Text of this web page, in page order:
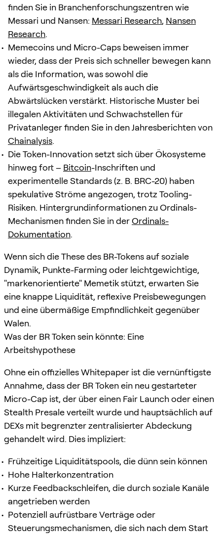
finden Sie in Branchenforschungszentren wie
Messari und Nansen: Messari Research, Nansen
Research.
Memecoins und Micro-Caps beweisen immer
wieder, dass der Preis sich schneller bewegen kann
als die Information, was sowohl die
Aufwärtsgeschwindigkeit als auch die
Abwärtslücken verstärkt. Historische Muster bei
illegalen Aktivitäten und Schwachstellen für
Privatanleger finden Sie in den Jahresberichten von
Chainalysis.
Die Token-Innovation setzt sich über Ökosysteme
hinweg fort – Bitcoin-Inschriften und
experimentelle Standards (z. B. BRC-20) haben
spekulative Ströme angezogen, trotz Tooling-
Risiken. Hintergrundinformationen zu Ordinals-
Mechanismen finden Sie in derOrdinals-
Dokumentation.
Wenn sich die These des BR-Tokens auf soziale
Dynamik, Punkte-Farming oder leichtgewichtige,
"markenorientierte" Memetik stützt, erwarten Sie
eine knappe Liquidität, reflexive Preisbewegungen
und eine übermäßige Empfindlichkeit gegenüber
Walen.
Was der BR Token sein könnte: Eine
Arbeitshypothese
Ohne ein offizielles Whitepaper ist die vernünftigste
Annahme, dass der BR Token ein neu gestarteter
Micro-Cap ist, der über einen Fair Launch oder einen
Stealth Presale verteilt wurde und hauptsächlich auf
DEXs mit begrenzter zentralisierter Abdeckung
gehandelt wird. Dies impliziert:
Frühzeitige Liquiditätspools, die dünn sein können
Hohe Halterkonzentration
Kurze Feedbackschleifen, die durch soziale Kanäle
angetrieben werden
Potenziell aufrüstbare Verträge oder
Steuerungsmechanismen, die sich nach dem Start